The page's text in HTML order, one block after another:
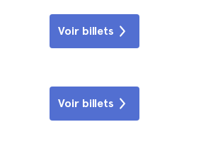
Voir billets
Voir billets